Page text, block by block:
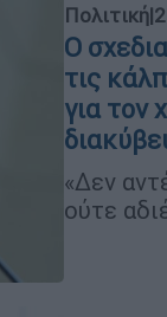
Πολιτική|
Ο
τις
για τον
«Δεν
ούτε